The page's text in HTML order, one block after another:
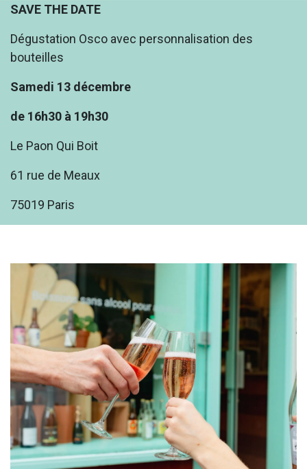
SAVE THE DATE
Dégustation Osco avec personnalisation des
bouteilles
Samedi 13 décembre
de 16h30 à 19h30
Le Paon Qui Boit
61 rue de Meaux
75019 Paris